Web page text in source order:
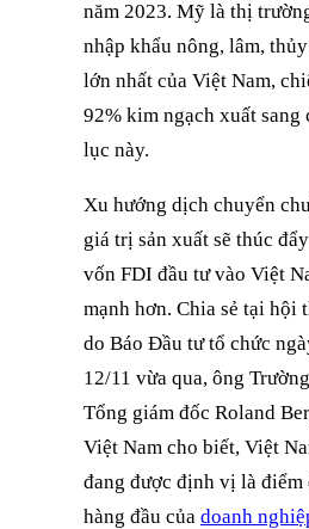
năm 2023. Mỹ là thị
nhập khẩu nông, lâm, thủy
lớn nhất của Việt Nam,
92% kim ngạch xuất sang
lục này.
Xu hướng dịch chuyển
giá trị sản xuất sẽ thúc
vốn FDI đầu tư vào Việt
mạnh hơn. Chia sẻ tại hội
do Báo Đầu tư tổ chức
12/11 vừa qua, ông
Tổng giám đốc Roland
Việt Nam cho biết, Việt
đang được định vị là điểm
hàng đầu của doanh